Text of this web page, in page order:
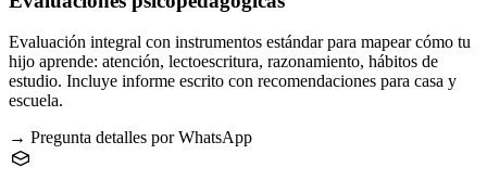
Evaluación integral con instrumentos estándar para mapear cómo tu
hijo aprende: atención, lectoescritura, razonamiento, hábitos de
estudio. Incluye informe escrito con recomendaciones para casa y
escuela.
→ Pregunta detalles por WhatsApp